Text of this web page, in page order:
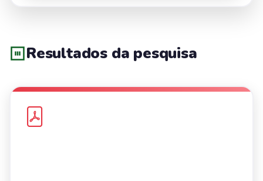
Resultados da pesquisa